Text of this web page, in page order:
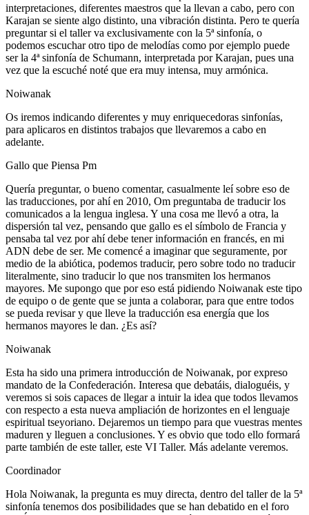
interpretaciones, diferentes maestros que la llevan a cabo, pero con
Karajan se siente algo distinto, una vibración distinta. Pero te quería
preguntar si el taller va exclusivamente con la 5ª sinfonía, o
podemos escuchar otro tipo de melodías como por ejemplo puede
ser la 4ª sinfonía de Schumann, interpretada por Karajan, pues una
vez que la escuché noté que era muy intensa, muy armónica.
Noiwanak
Os iremos indicando diferentes y muy enriquecedoras sinfonías,
para aplicaros en distintos trabajos que llevaremos a cabo en
adelante.
Gallo que Piensa Pm
Quería preguntar, o bueno comentar, casualmente leí sobre eso de
las traducciones, por ahí en 2010, Om preguntaba de traducir los
comunicados a la lengua inglesa. Y una cosa me llevó a otra, la
dispersión tal vez, pensando que gallo es el símbolo de Francia y
pensaba tal vez por ahí debe tener información en francés, en mi
ADN debe de ser. Me comencé a imaginar que seguramente, por
medio de la abiótica, podemos traducir, pero sobre todo no traducir
literalmente, sino traducir lo que nos transmiten los hermanos
mayores. Me supongo que por eso está pidiendo Noiwanak este tipo
de equipo o de gente que se junta a colaborar, para que entre todos
se pueda revisar y que lleve la traducción esa energía que los
hermanos mayores le dan. ¿Es así?
Noiwanak
Esta ha sido una primera introducción de Noiwanak, por expreso
mandato de la Confederación. Interesa que debatáis, dialoguéis, y
veremos si sois capaces de llegar a intuir la idea que todos llevamos
con respecto a esta nueva ampliación de horizontes en el lenguaje
espiritual tseyoriano. Dejaremos un tiempo para que vuestras mentes
maduren y lleguen a conclusiones. Y es obvio que todo ello formará
parte también de este taller, este VI Taller. Más adelante veremos.
Coordinador
Hola Noiwanak, la pregunta es muy directa, dentro del taller de la 5ª
sinfonía tenemos dos posibilidades que se han debatido en el foro